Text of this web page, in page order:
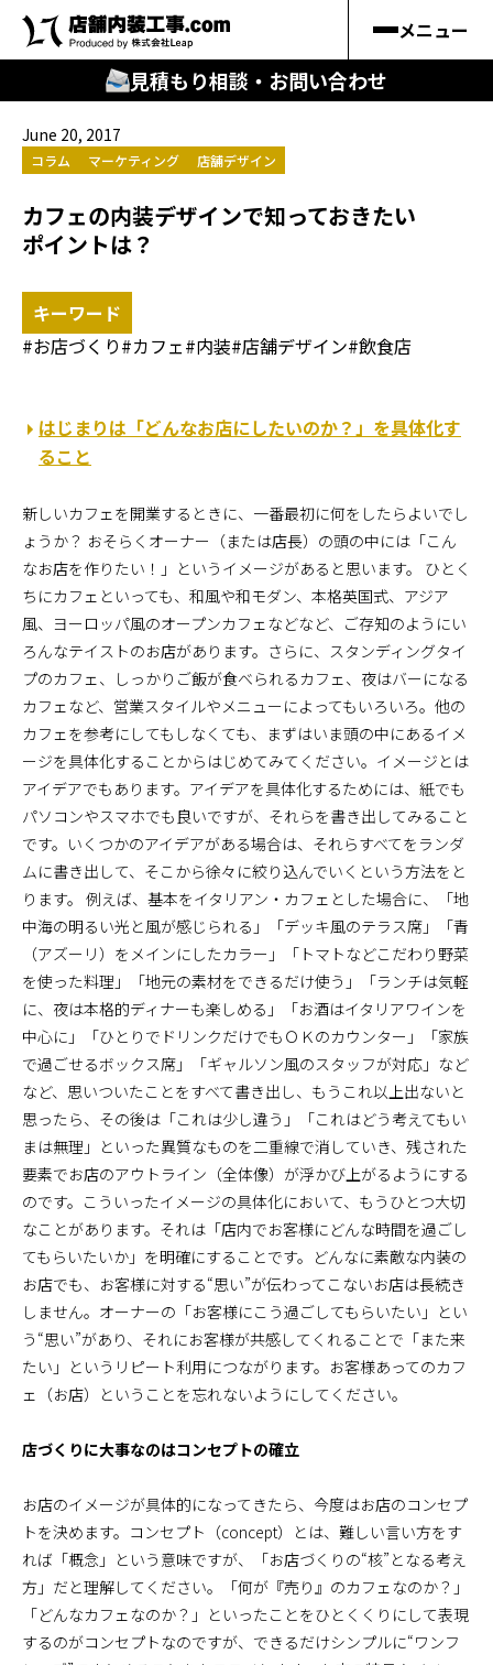
メニュー
見積もり相談・お問い合わせ
🔍︎探す
キーワードから
施工事例
はじめての方
店舗内装工事.comの強み
施工までの流れ
コラムを読む
お客様のこえ
採用情報 会社概要
June 20, 2017
コラム マーケティング 店舗デザイン
カフェの内装デザインで知っておきたい
ポイントは？
お店づくり カフェ 内装 店舗デザイン 飲食店
はじまりは「どんなお店にしたいのか？」を具体化す
ること
新しいカフェを開業するときに、一番最初に何をしたらよいでし
ょうか？ おそらくオーナー（または店長）の頭の中には「こん
なお店を作りたい！」というイメージがあると思います。 ひとく
ちにカフェといっても、和風や和モダン、本格英国式、アジア
風、ヨーロッパ風のオープンカフェなどなど、ご存知のようにい
ろんなテイストのお店があります。さらに、スタンディングタイ
プのカフェ、しっかりご飯が食べられるカフェ、夜はバーになる
カフェなど、営業スタイルやメニューによってもいろいろ。他の
カフェを参考にしてもしなくても、まずはいま頭の中にあるイメ
ージを具体化することからはじめてみてください。イメージとは
アイデアでもあります。アイデアを具体化するためには、紙でも
パソコンやスマホでも良いですが、それらを書き出してみること
です。いくつかのアイデアがある場合は、それらすべてをランダ
ムに書き出して、そこから徐々に絞り込んでいくという方法をと
ります。 例えば、基本をイタリアン・カフェとした場合に、「地
中海の明るい光と風が感じられる」「デッキ風のテラス席」「青
（アズーリ）をメインにしたカラー」「トマトなどこだわり野菜
を使った料理」「地元の素材をできるだけ使う」「ランチは気軽
に、夜は本格的ディナーも楽しめる」「お酒はイタリアワインを
中心に」「ひとりでドリンクだけでもＯＫのカウンター」「家族
で過ごせるボックス席」「ギャルソン風のスタッフが対応」など
など、思いついたことをすべて書き出し、もうこれ以上出ないと
思ったら、その後は「これは少し違う」「これはどう考えてもい
まは無理」といった異質なものを二重線で消していき、残された
要素でお店のアウトライン（全体像）が浮かび上がるようにする
のです。こういったイメージの具体化において、もうひとつ大切
なことがあります。それは「店内でお客様にどんな時間を過ごし
てもらいたいか」を明確にすることです。どんなに素敵な内装の
お店でも、お客様に対する“思い”が伝わってこないお店は長続き
しません。オーナーの「お客様にこう過ごしてもらいたい」とい
う“思い”があり、それにお客様が共感してくれることで「また来
たい」というリピート利用につながります。お客様あってのカフ
ェ（お店）ということを忘れないようにしてください。
店づくりに大事なのはコンセプトの確立
お店のイメージが具体的になってきたら、今度はお店のコンセプ
トを決めます。コンセプト（concept）とは、難しい言い方をす
れば「概念」という意味ですが、「お店づくりの“核”となる考え
方」だと理解してください。「何が『売り』のカフェなのか？」
「どんなカフェなのか？」といったことをひとくくりにして表現
するのがコンセプトなのですが、できるだけシンプルに“ワンフ